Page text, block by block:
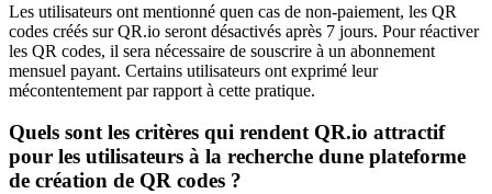
Les utilisateurs ont mentionné quen cas de non-paiement, les QR
codes créés sur QR.io seront désactivés après 7 jours. Pour réactiver
les QR codes, il sera nécessaire de souscrire à un abonnement
mensuel payant. Certains utilisateurs ont exprimé leur
mécontentement par rapport à cette pratique.
Quels sont les critères qui rendent QR.io attractif
pour les utilisateurs à la recherche dune plateforme
de création de QR codes ?